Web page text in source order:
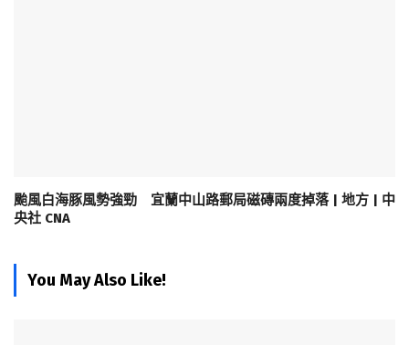
颱風白海豚風勢強勁 宜蘭中山路郵局磁磚兩度掉落 | 地方 | 中
央社 CNA
You May Also Like!